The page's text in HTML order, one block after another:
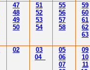
47
48
49
50
51
52
53
54
55
56
57
58
59
60
61
62
63
02
03
04
05
06
07
09
10
11